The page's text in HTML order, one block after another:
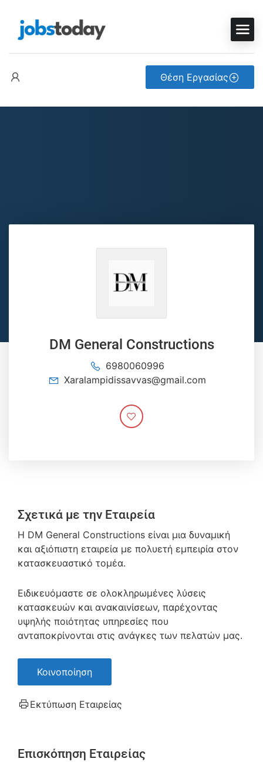
Θέση Εργασίας
DM General Constructions
6980060996
Xaralampidissavvas@gmail.com
Σχετικά με την Εταιρεία
Η DM General Constructions είναι μια δυναμική
και αξιόπιστη εταιρεία με πολυετή εμπειρία στον
κατασκευαστικό τομέα.
Ειδικευόμαστε σε ολοκληρωμένες λύσεις
κατασκευών και ανακαινίσεων, παρέχοντας
υψηλής ποιότητας υπηρεσίες που
ανταποκρίνονται στις ανάγκες των πελατών μας.
Κοινοποίηση
Εκτύπωση Εταιρείας
Επισκόπηση Εταιρείας